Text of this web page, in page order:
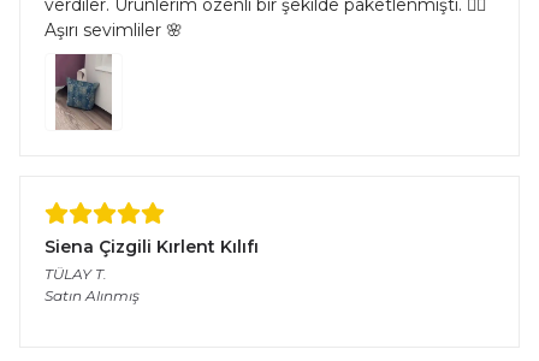
verdiler. Ürünlerim özenli bir şekilde paketlenmişti. 👌🏻
Aşırı sevimliler 🌸
Siena Çizgili Kırlent Kılıfı
TÜLAY T.
Satın Alınmış